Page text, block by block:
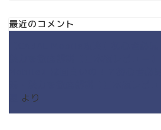
最近のコメント
より